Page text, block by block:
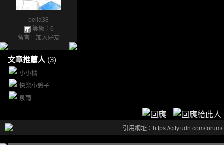
bella38
等級：6
留言
加入好友
文章推薦人 (3)
小小橘
快樂小鴿子
泉雨
引用網址：https://city.udn.com/